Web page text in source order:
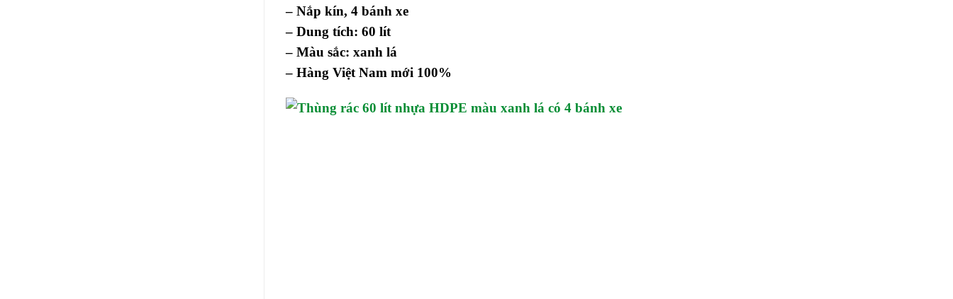
– Nắp kín, 4 bánh xe
– Dung tích: 60 lít
– Màu sắc: xanh lá
– Hàng Việt Nam mới 100%